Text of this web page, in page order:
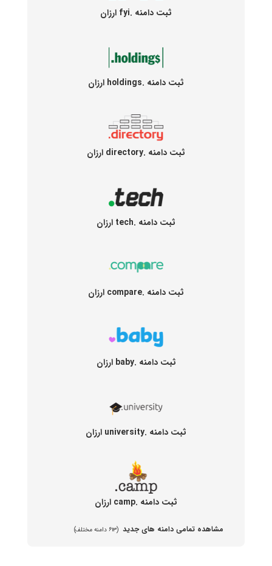
ثبت دامنه .fyi ارزان
ثبت دامنه .holdings ارزان
ثبت دامنه .directory ارزان
ثبت دامنه .tech ارزان
ثبت دامنه .compare ارزان
ثبت دامنه .baby ارزان
ثبت دامنه .university ارزان
ثبت دامنه .camp ارزان
مشاهده تمامی دامنه های جدید (۶۱۳ دامنه مختلف)